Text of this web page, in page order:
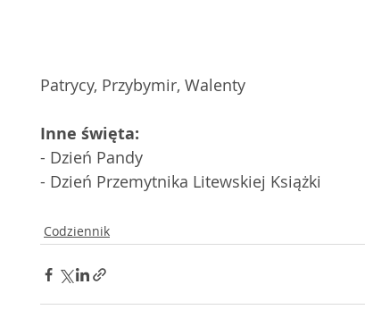
Patrycy, Przybymir, Walenty
Inne święta:
- Dzień Pandy
- Dzień Przemytnika Litewskiej Książki
Codziennik